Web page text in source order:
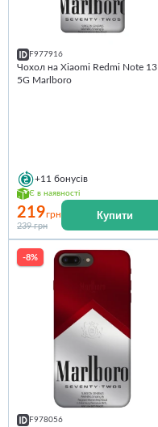
F977916
Чохол на Xiaomi Redmi Note 13
5G Marlboro
+11 бонусів
Є в наявності
219грн
239 грн
Купити
-8%
F978056